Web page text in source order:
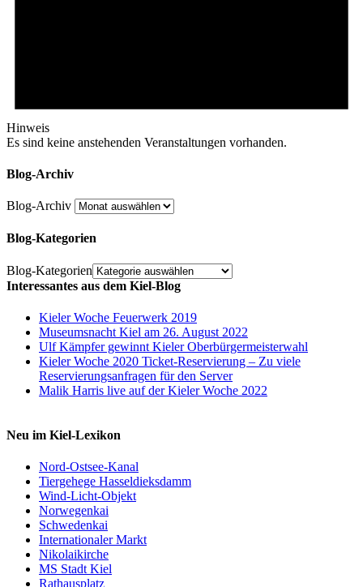
Hinweis
Es sind keine anstehenden Veranstaltungen vorhanden.
Blog-Archiv
Blog-Archiv
Blog-Kategorien
Blog-Kategorien
Interessantes aus dem Kiel-Blog
Kieler Woche Feuerwerk 2019
Museumsnacht Kiel am 26. August 2022
Ulf Kämpfer gewinnt Kieler Oberbürgermeisterwahl
Kieler Woche 2020 Ticket-Reservierung – Zu viele
Reservierungsanfragen für den Server
Malik Harris live auf der Kieler Woche 2022
Neu im Kiel-Lexikon
Nord-Ostsee-Kanal
Tiergehege Hasseldieksdamm
Wind-Licht-Objekt
Norwegenkai
Schwedenkai
Internationaler Markt
Nikolaikirche
MS Stadt Kiel
Rathausplatz